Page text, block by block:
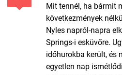
Mit tennél, ha bármit
következmények
Nyles napról-napra
Springs-i esküvőre.
időhurokba került, és
egyetlen nap